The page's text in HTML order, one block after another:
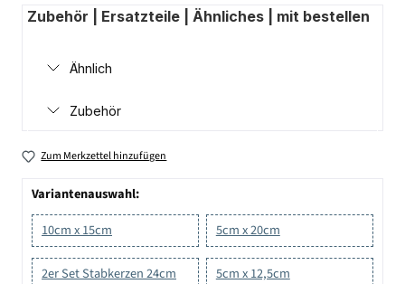
Zubehör | Ersatzteile | Ähnliches | mit bestellen
Ähnlich
Zubehör
Zum Merkzettel hinzufügen
Variantenauswahl:
10cm x 15cm
5cm x 20cm
2er Set Stabkerzen 24cm 5cm x 12,5cm